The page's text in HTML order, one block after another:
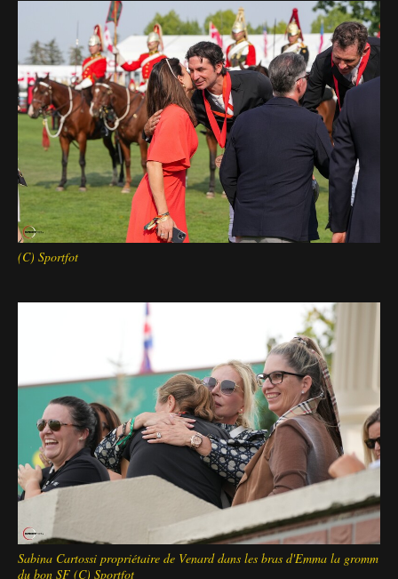
(C) Sportfot
Sabina Cartossi propriétaire de Venard dans les bras d'Emma la gromm
du bon SF (C) Sportfot